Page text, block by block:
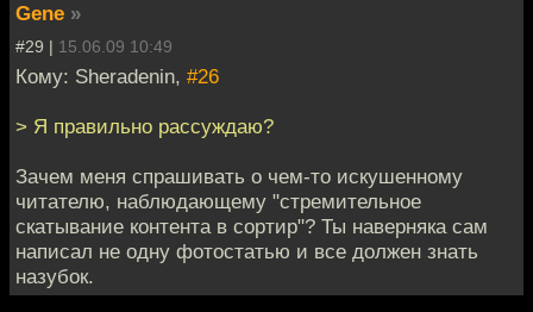
Gene »
#29 | 15.06.09 10:49
Кому: Sheradenin, #26
> Я правильно рассуждаю?
Зачем меня спрашивать о чем-то искушенному
читателю, наблюдающему "стремительное
скатывание контента в сортир"? Ты наверняка сам
написал не одну фотостатью и все должен знать
назубок.